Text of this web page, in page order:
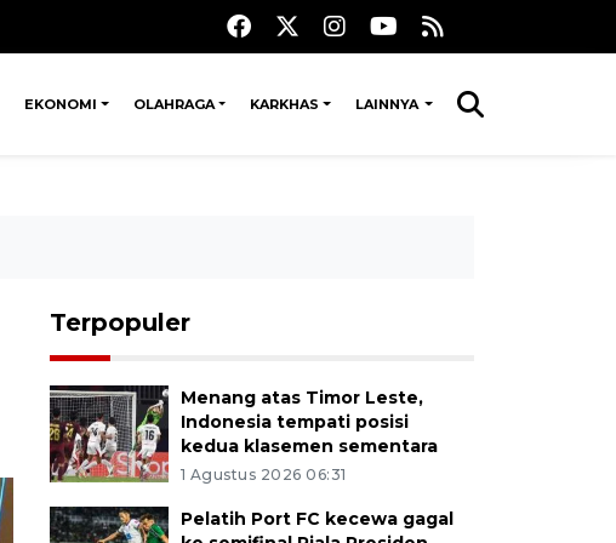
EKONOMI OLAHRAGA KARKHAS LAINNYA
Terpopuler
Menang atas Timor Leste,
Indonesia tempati posisi
kedua klasemen sementara
1 Agustus 2026 06:31
Pelatih Port FC kecewa gagal